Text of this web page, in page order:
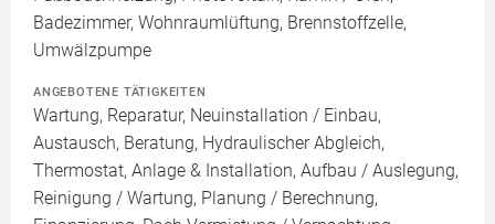
Badezimmer, Wohnraumlüftung, Brennstoffzelle,
Umwälzpumpe
ANGEBOTENE TÄTIGKEITEN
Wartung, Reparatur, Neuinstallation / Einbau,
Austausch, Beratung, Hydraulischer Abgleich,
Thermostat, Anlage & Installation, Aufbau / Auslegung,
Reinigung / Wartung, Planung / Berechnung,